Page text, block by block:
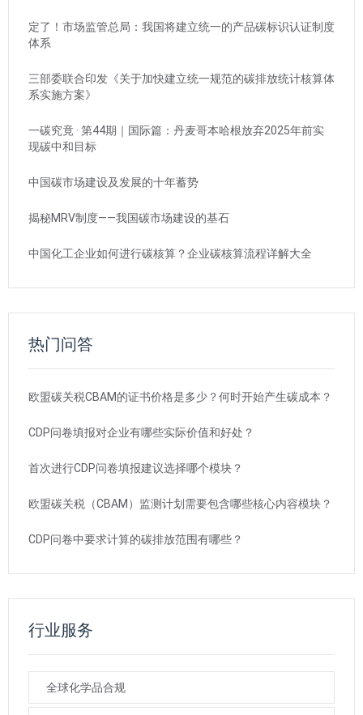
定了！市场监管总局：我国将建立统一的产品碳标识认证制度
体系
三部委联合印发《关于加快建立统一规范的碳排放统计核算体
系实施方案》
一碳究竟 · 第44期｜国际篇：丹麦哥本哈根放弃2025年前实
现碳中和目标
中国碳市场建设及发展的十年蓄势
揭秘MRV制度——我国碳市场建设的基石
中国化工企业如何进行碳核算？企业碳核算流程详解大全
热门问答
欧盟碳关税CBAM的证书价格是多少？何时开始产生碳成本？
CDP问卷填报对企业有哪些实际价值和好处？
首次进行CDP问卷填报建议选择哪个模块？
欧盟碳关税（CBAM）监测计划需要包含哪些核心内容模块？
CDP问卷中要求计算的碳排放范围有哪些？
行业服务
全球化学品合规